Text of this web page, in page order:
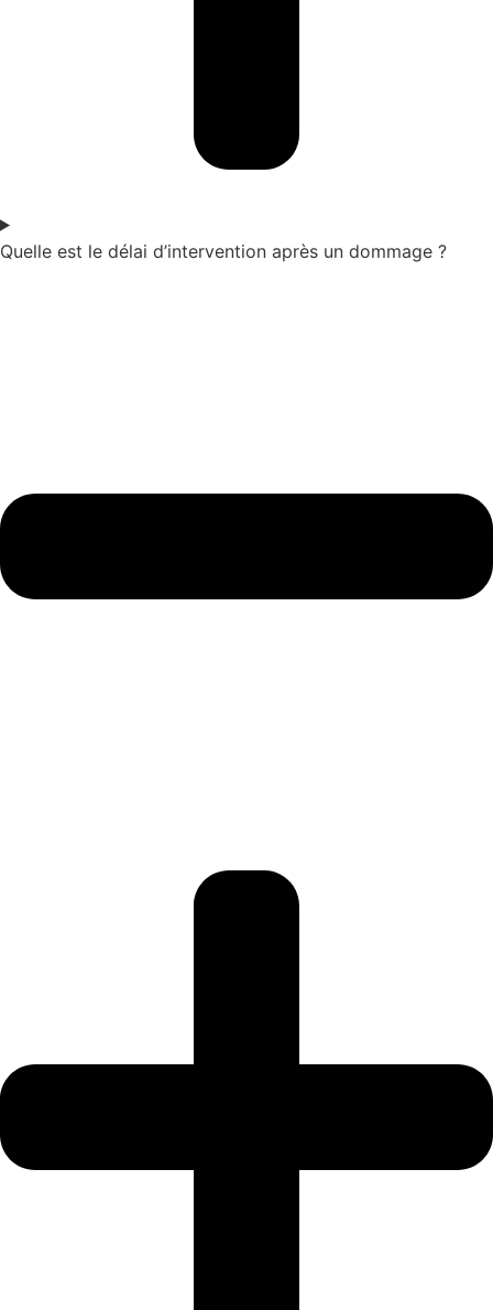
Quelle est le délai d’intervention après un dommage ?